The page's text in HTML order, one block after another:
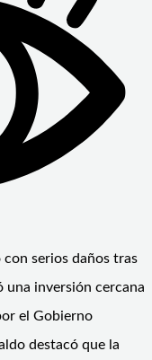
serios daños tras
inversión cercana
el Gobierno
destacó que la